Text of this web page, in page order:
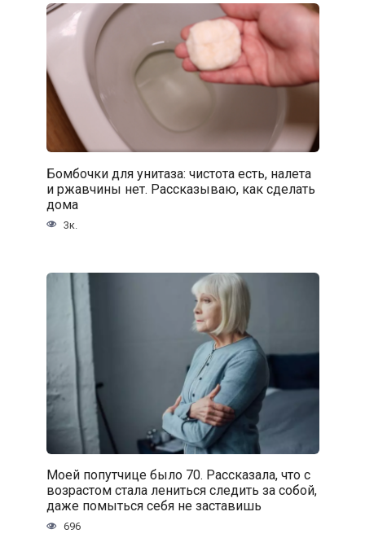
Бомбочки для унитаза: чистота есть, налета
и ржавчины нет. Рассказываю, как сделать
дома
3к.
Моей попутчице было 70. Рассказала, что с
возрастом стала лениться следить за собой,
даже помыться себя не заставишь
696